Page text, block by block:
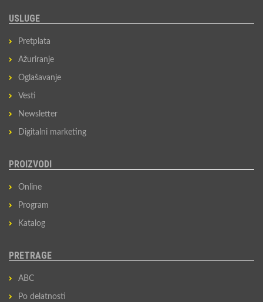
USLUGE
Pretplata
Ažuriranje
Oglašavanje
Vesti
Newsletter
Digitalni marketing
PROIZVODI
Online
Program
Katalog
PRETRAGE
ABC
Po delatnosti